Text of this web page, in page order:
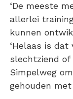
‘De meeste
allerlei
kunnen
‘Helaas is dat
slechtziend of
Simpelweg
gehouden met